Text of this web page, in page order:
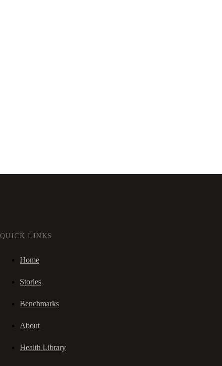
QUICK LINKS
Home
Stories
Benchmarks
About
Health Library